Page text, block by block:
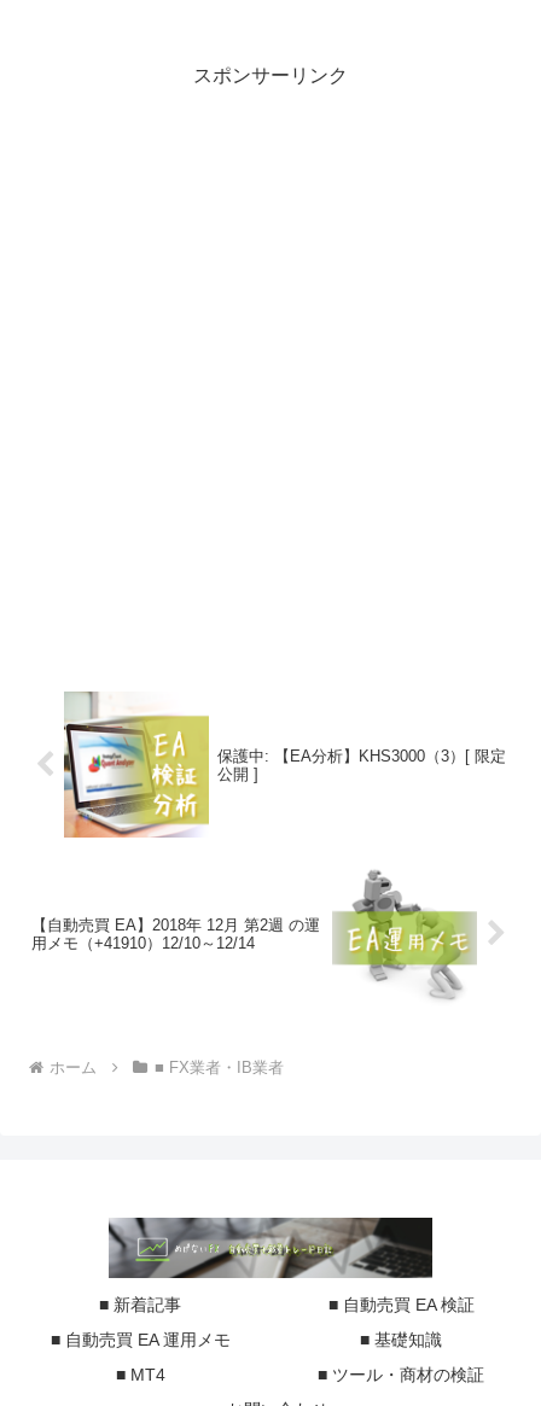
スポンサーリンク
保護中: 【EA分析】KHS3000（3）[ 限定
公開 ]
【自動売買 EA】2018年 12月 第2週 の運
用メモ（+41910）12/10～12/14
ホーム ■ FX業者・IB業者
■ 新着記事
■ 自動売買 EA 検証
■ 自動売買 EA 運用メモ
■ 基礎知識
■ MT4
■ ツール・商材の検証